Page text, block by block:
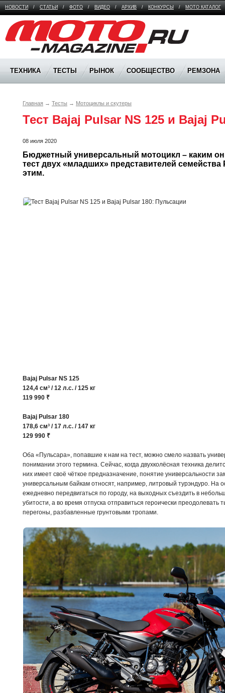
НОВОСТИ / СТАТЬИ / ФОТО / ВИДЕО / АРХИВ / КОНКУРСЫ / МОТО КАТАЛОГ
Moto Magazine
ТЕХНИКА ТЕСТЫ РЫНОК СООБЩЕСТВО РЕМЗОНА
Главная → Тесты → Мотоциклы и скутеры
Тест Bajaj Pulsar NS 125 и Bajaj
08 июля 2020
Бюджетный универсальный мотоцикл – каким
тест двух «младших» представителей семейства
этим.
Bajaj Pulsar NS 125
124,4 см³ / 12 л.с. / 125 кг
119 990 ₹
Bajaj Pulsar 180
178,6 см³ / 17 л.с. / 147 кг
129 990 ₹
Оба «Пульсара», попавшие к нам на тест, можно смело назвать
понимании этого термина. Сейчас, когда двухколёсная техника
них имеет своё чёткое предназначение, понятие универсальности
универсальным байкам относят, например, литровый турэндуро. На
ежедневно передвигаться по городу, на выходных съездить в
убитости, а во время отпуска отправиться героически
перегоны, разбавленные грунтовыми тропами.